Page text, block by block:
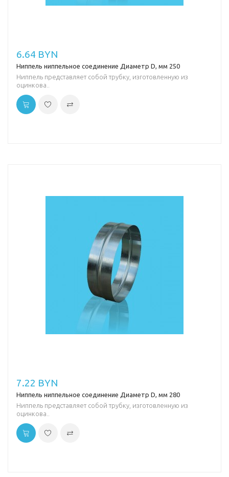
6.64 BYN
Ниппель ниппельное соединение Диаметр D, мм 250
Ниппель представляет собой трубку, изготовленную из
оцинкова..
7.22 BYN
Ниппель ниппельное соединение Диаметр D, мм 280
Ниппель представляет собой трубку, изготовленную из
оцинкова..